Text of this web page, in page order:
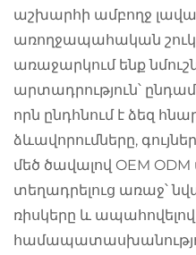
աշխարհի ամբողջ
առողջապահական
առաջարկում ենք
արտադրություն՝
որն ընդհնում է ձեզ
ձևավորումները,
մեծ ծավալով OEM
տեղադրելուց առաջ՝
ռիսկերը և ապահովելով